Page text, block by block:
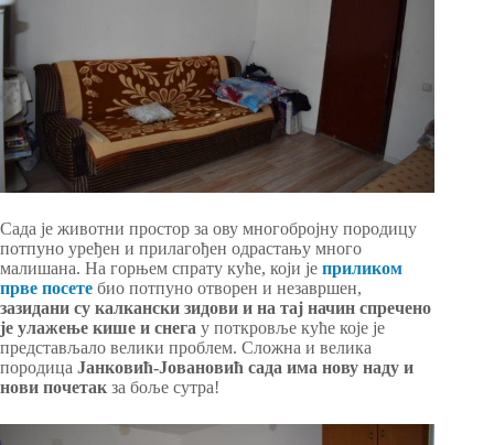
Сада је животни простор за ову многобројну породицу
потпуно уређен и прилагођен одрастању много
малишана. На горњем спрату куће, који је приликом
прве посете био потпуно отворен и незавршен,
зазидани су калкански зидови и на тај начин спречено
је улажење кише и снега у поткровље куће које је
представљало велики проблем. Сложна и велика
породица Јанковић-Јовановић сада има нову наду и
нови почетак за боље сутра!